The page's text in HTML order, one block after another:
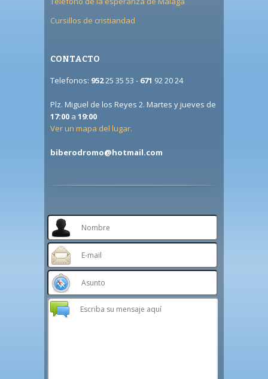
Cursillos de cristiandad
CONTACTO
Telefonos: 95225 35 53 - 671 92 20 24
Plz. Miguel de los Reyes 2. Martes y jueves de
17:00 a 19:00
Ver un mapa del lugar.
biberodromo@hotmail.com